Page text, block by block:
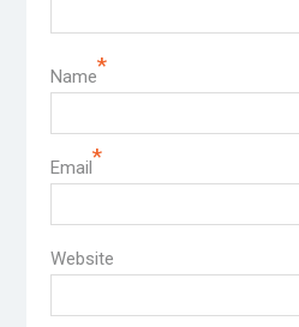
Name*
Email*
Website